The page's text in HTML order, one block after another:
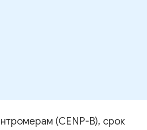
(CENP-B), срок